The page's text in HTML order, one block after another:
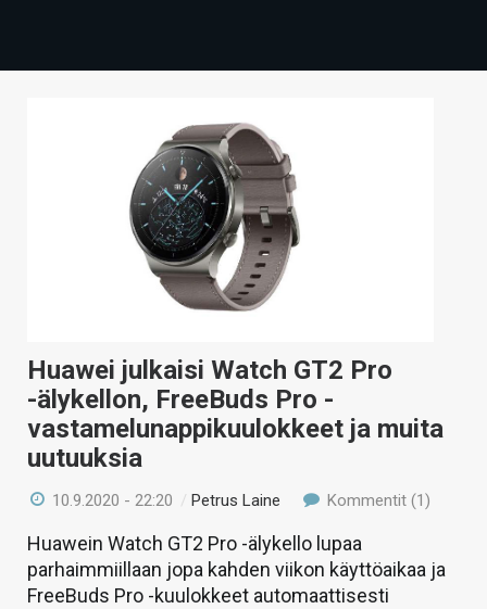
TECHBBS
HAKU
Huawei julkaisi Watch GT2 Pro
-älykellon, FreeBuds Pro -
vastamelunappikuulokkeet ja muita
uutuuksia
10.9.2020 - 22:20 /Petrus Laine Kommentit (1)
Huawein Watch GT2 Pro -älykello lupaa
parhaimmiillaan jopa kahden viikon käyttöaikaa ja
FreeBuds Pro -kuulokkeet automaattisesti